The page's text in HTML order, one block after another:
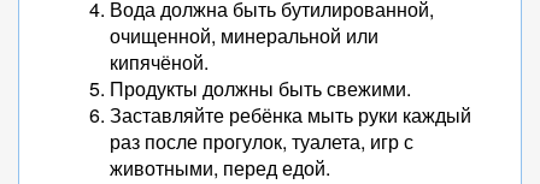
Вода должна быть бутилированной,
очищенной, минеральной или
кипячёной.
Продукты должны быть свежими.
Заставляйте ребёнка мыть руки каждый
раз после прогулок, туалета, игр с
животными, перед едой.